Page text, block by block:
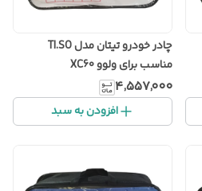
چادر خودرو تیتان مدل TI.SO
مناسب برای ولوو XC60
۴٬۵۵۷٬۰۰۰
افزودن به سبد